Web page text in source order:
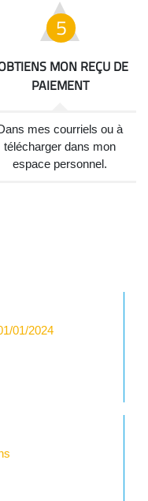
MON REÇU DE
PAIEMENT
mes courriels ou à
télécharger dans mon
espace personnel.
01/2024